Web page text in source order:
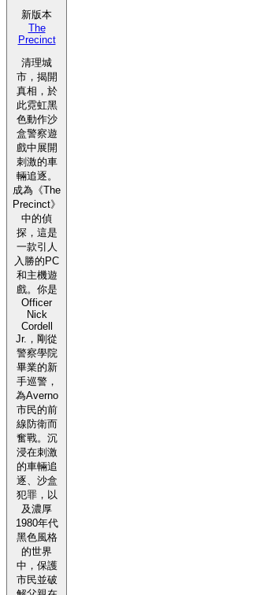
新版本
The
Precinct
清理城
市，揭開
真相，於
此霓虹黑
色動作沙
盒警察遊
戲中展開
刺激的車
輛追逐。
成為《The
Precinct》
中的偵
探，這是
一款引人
入勝的PC
和主機遊
戲。你是
Officer
Nick
Cordell
Jr.，剛從
警察學院
畢業的新
手巡警，
為Averno
市民的前
線防衛而
奮戰。沉
浸在刺激
的車輛追
逐、沙盒
犯罪，以
及濃厚
1980年代
黑色風格
的世界
中，保護
市民並破